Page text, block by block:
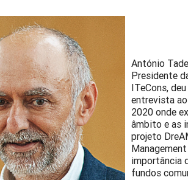
António
Presidente
ITeCons,
entrevista
2020 onde
âmbito e as
projeto
importância
fundos